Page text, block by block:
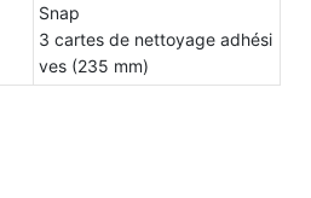
Snap
3 cartes de nettoyage adhési
ves (235 mm)